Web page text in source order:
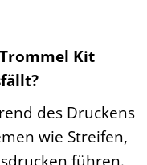
Kit
des Druckens
wie Streifen,
führen.